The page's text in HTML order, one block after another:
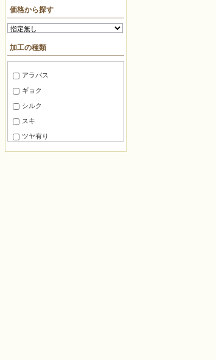
10mm～15mm
15mm～20mm
20mm～30mm
30mm～40mm
40mm～50mm
50mm～60mm
60mm～80mm
80mm 以上
徳用パック約100g
ＢＦパック約7g
糸通しビーズ約75cm
糸通しビーズ約1m
糸通しビーズ約5m
糸通しビーズ約10m
マルケース約3g
角ケース約20g
価格から探す
加工の種類
アラバス
ギョク
シルク
スキ
ツヤ有り
ツヤ消し